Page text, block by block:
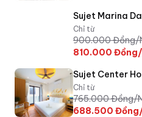
Sujet Marina
Chỉ từ
900.000Đồng/
810.000
Sujet Center
Chỉ từ
765.000Đồng/
688.500